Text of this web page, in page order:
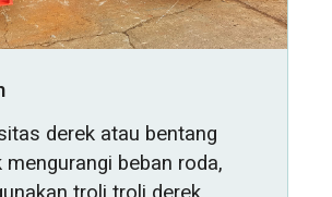
derek atau bentang
beban roda,